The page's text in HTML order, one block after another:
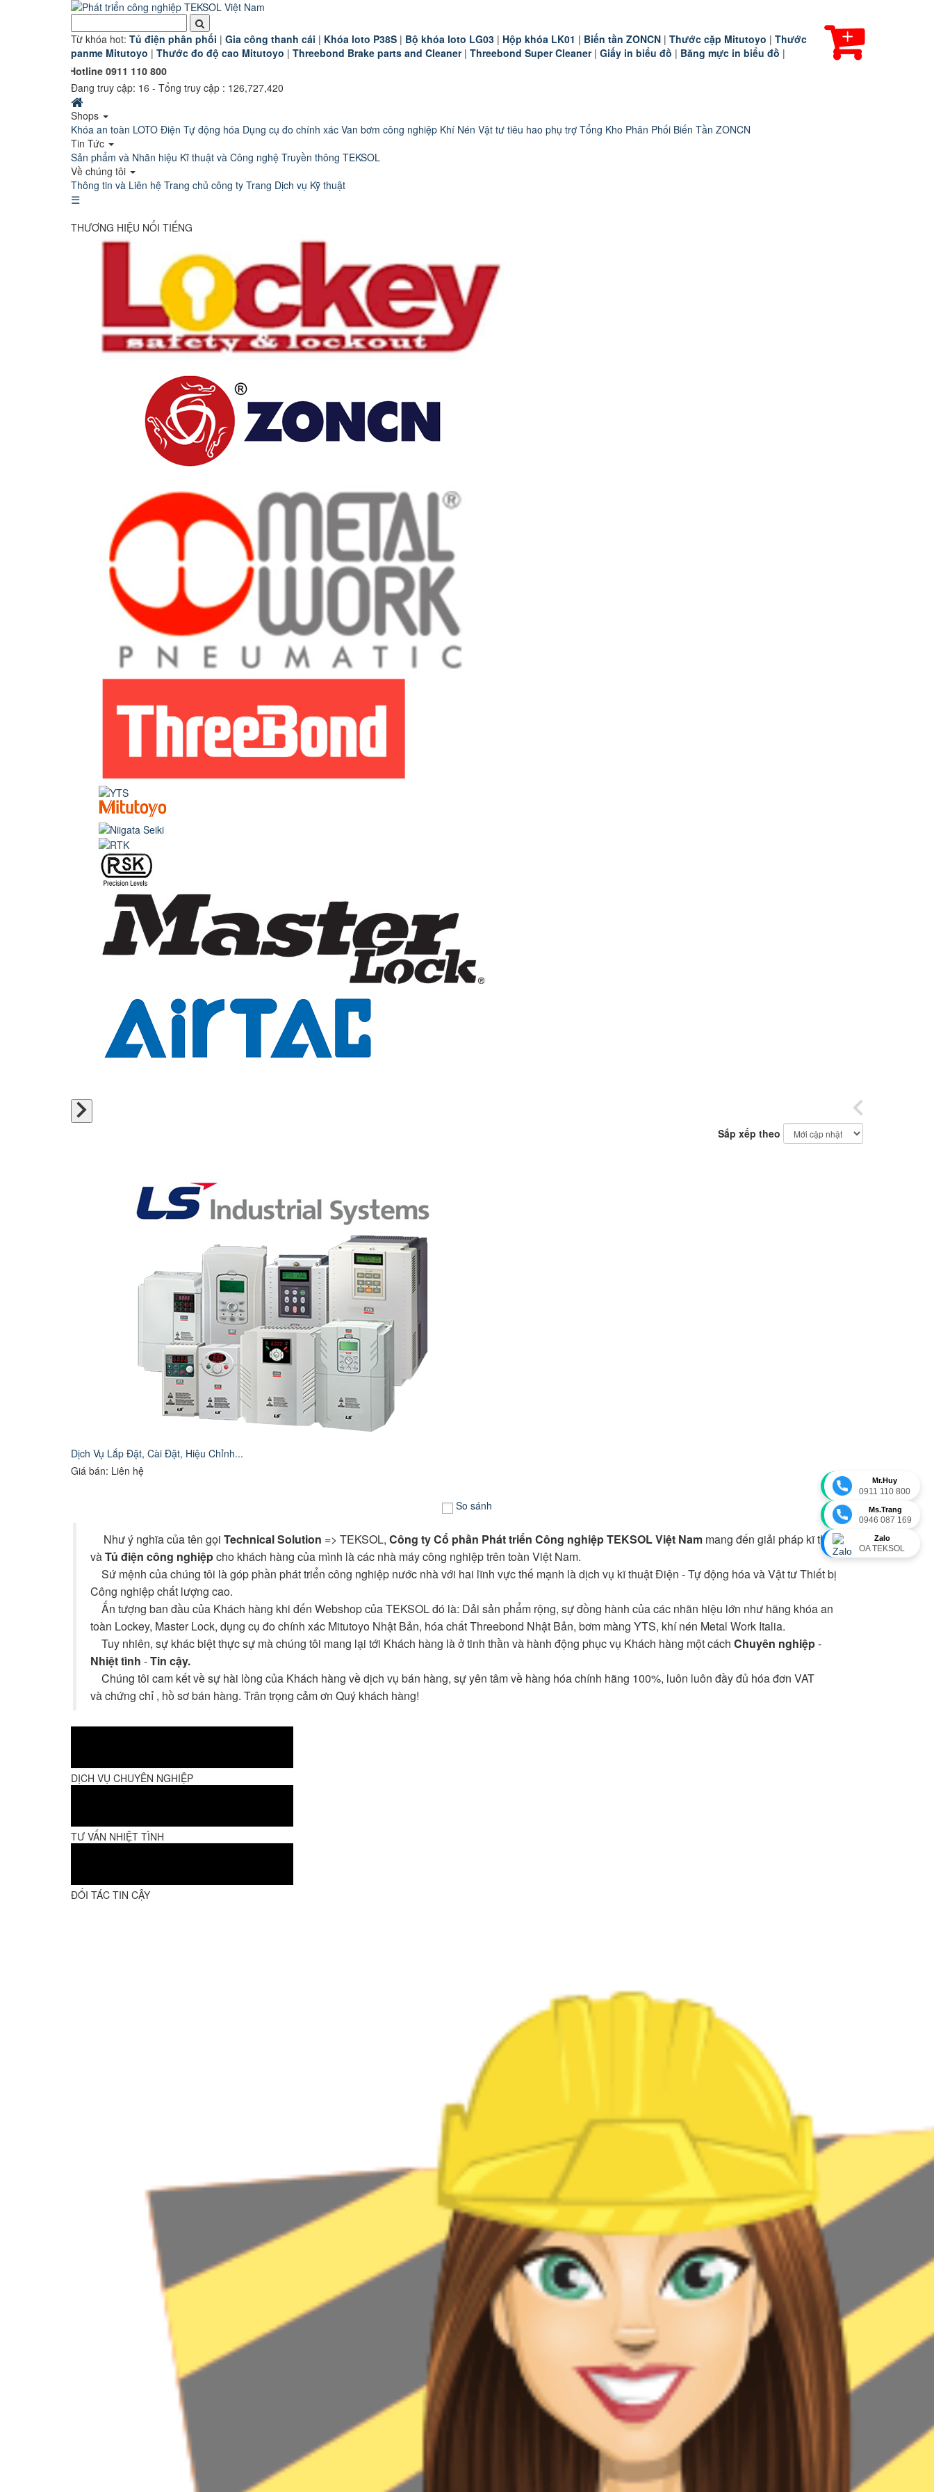
Mr.Huy
0911 110 800
Ms.Trang
0946 087 169
Zalo
OA TEKSOL
Từ khóa hot: Tủ điện phân phối | Gia công thanh cái | Khóa loto P38S | Bộ khóa loto LG03 | Hộp khóa LK01 | Biến tần ZONCN | Thước cặp Mitutoyo | Thước
panme Mitutoyo | Thước đo độ cao Mitutoyo | Threebond Brake parts and Cleaner| Threebond Super Cleaner| Giấy in biểu đồ | Băng mực in biểu đồ |
Hotline 0911 110 800
Đang truy cập: 16 - Tổng truy cập : 126,727,420
Shops
Khóa an toàn LOTO Điện Tự động hóa Dụng cụ đo chính xác Van bơm công nghiệp Khí Nén Vật tư tiêu hao phụ trợ Tổng Kho Phân Phối Biến Tần ZONCN
Tin Tức
Sản phẩm và Nhãn hiệu Kĩ thuật và Công nghệ Truyền thông TEKSOL
Về chúng tôi
Thông tin và Liên hệ Trang chủ công ty Trang Dịch vụ Kỹ thuật
☰
THƯƠNG HIỆU NỔI TIẾNG
Sắp xếp theo
Dịch Vụ Lắp Đặt, Cài Đặt, Hiệu Chỉnh...
Giá bán: Liên hệ
So sánh
Như ý nghĩa của tên gọi Technical Solution => TEKSOL, Công ty Cổ phần Phát triển Công nghiệp TEKSOL Việt Nam mang đến giải pháp kĩ thuật
vàTủ điện công nghiệpcho khách hàng của mình là các nhà máy công nghiệp trên toàn Việt Nam.
Sứ mệnh của chúng tôi là góp phần phát triển công nghiệp nước nhà với hai lĩnh vực thế mạnh là dịch vụ kĩ thuật Điện - Tự động hóa và Vật tư Thiết bị
Công nghiệp chất lượng cao.
Ấn tượng ban đầu của Khách hàng khi đến Webshop của TEKSOL đó là: Dải sản phẩm rộng, sự đồng hành của các nhãn hiệu lớn như hãng khóa an
toàn Lockey, Master Lock, dụng cụ đo chính xác Mitutoyo Nhật Bản, hóa chất Threebond Nhật Bản, bơm màng YTS, khí nén Metal Work Italia.
Tuy nhiên, sự khác biệt thực sự mà chúng tôi mang lại tới Khách hàng là ở tinh thần và hành động phục vụ Khách hàng một cách Chuyên nghiệp-
Nhiệt tình -Tin cậy.
Chúng tôi cam kết về sự hài lòng của Khách hàng về dịch vụ bán hàng, sự yên tâm về hàng hóa chính hãng 100%, luôn luôn đầy đủ hóa đơn VAT
và chứng chỉ , hồ sơ bán hàng. Trân trọng cảm ơn Quý khách hàng!
DỊCH VỤ CHUYÊN NGHIỆP
TƯ VẤN NHIỆT TÌNH
ĐỐI TÁC TIN CẬY